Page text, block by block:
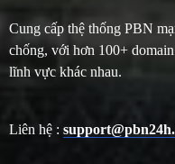
Cung cấp thệ thống PBN
chống, với hơn 100+
lĩnh vực khác nhau.
Liên hệ :